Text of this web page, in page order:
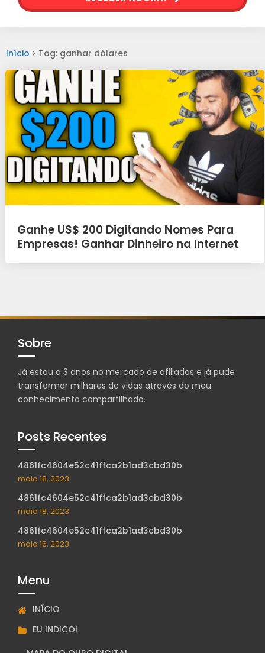
Início Tag: ganhar dólares
Ganhe US$ 200 Digitando Nomes Para
Empresas! Ganhar Dinheiro na Internet
Sobre
Já estou a 3 anos no mercado de afiliados e já pude
transformar milhares de vidas através do meu
conhecimento compartilhado.
Posts Recentes
4861fc4604e52c41ffca2b1ad3cbd30b
maio 18, 2023
4861fc4604e52c41ffca2b1ad3cbd30b
maio 18, 2023
4861fc4604e52c41ffca2b1ad3cbd30b
maio 15, 2023
Menu
INÍCIO
EU INDICO!